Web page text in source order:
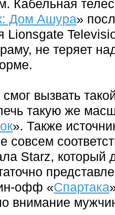
Кабельная
Дом Ашура»
Lionsgate
не теряет
смог вызвать
такую же
». Также
совсем
Starz, который
офф «Спартака
внимание